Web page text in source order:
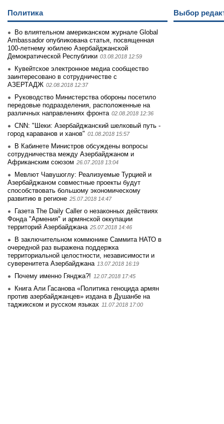
Политика
Во влиятельном американском журнале Global
Ambassador опубликована статья, посвященная
100-летнему юбилею Азербайджанской
Демократической Республики 03.08.2018 12:59
Кувейтское электронное медиа сообщество
заинтеpесовано в сотрудничестве с
АЗЕРТАДЖ 02.08.2018 12:37
Руководство Министерства обороны посетило
передовые подразделения, расположенные на
различных направлениях фронта 02.08.2018 12:36
CNN: "Шеки: Азербайджанский шелковый путь -
город караванов и ханов" 01.08.2018 15:57
В Кабинете Министров обсуждены вопросы
сотрудничества между Азербайджаном и
Африканским союзом 26.07.2018 13:04
Мевлют Чавушоглу: Реализуемые Турцией и
Азербайджаном совместные проекты будут
способствовать большому экономическому
развитию в регионе 25.07.2018 14:47
Газета The Daily Caller о незаконных действиях
Фонда "Армения" и армянской оккупации
территорий Азербайджана 25.07.2018 14:46
В заключительном коммюнике Саммита НАТО в
очередной раз выражена поддержка
территориальной целостности, независимости и
суверенитета Азербайджана 13.07.2018 16:19
Почему именно Гянджа?! 12.07.2018 17:45
Книга Али Гасанова «Политика геноцида армян
против азербайджанцев» издана в Душанбе на
таджикском и русском языках 11.07.2018 17:00
Выбор